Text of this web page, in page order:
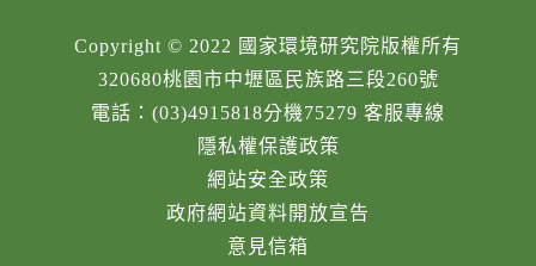
Copyright © 2022 國家環境研究院版權所有
320680桃園市中壢區民族路三段260號
電話：(03)4915818分機75279 客服專線
隱私權保護政策
網站安全政策
政府網站資料開放宣告
意見信箱